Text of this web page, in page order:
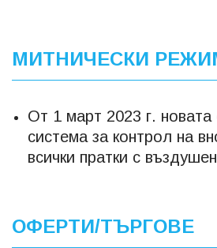
МИТНИЧЕСКИ
От 1 март 2023 г. новата
система за контрол на
всички пратки с
ОФЕРТИ/ТЪРГОВЕ